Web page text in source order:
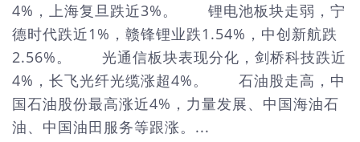
4%，上海复旦跌近3%。 锂电池板块走弱，宁
德时代跌近1%，赣锋锂业跌1.54%，中创新航跌
2.56%。 光通信板块表现分化，剑桥科技跌近
4%，长飞光纤光缆涨超4%。 石油股走高，中
国石油股份最高涨近4%，力量发展、中国海油石
油、中国油田服务等跟涨。...